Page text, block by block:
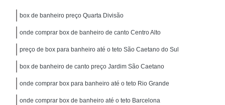
box de banheiro preço Quarta Divisão
onde comprar box de banheiro de canto Centro Alto
preço de box para banheiro até o teto São Caetano do Sul
box de banheiro de canto preço Jardim São Caetano
onde comprar box para banheiro até o teto Rio Grande
onde comprar box de banheiro até o teto Barcelona